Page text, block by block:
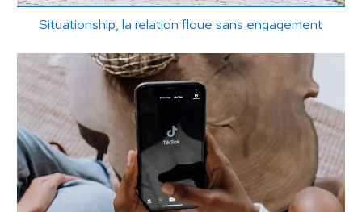
Situationship, la relation floue sans engagement